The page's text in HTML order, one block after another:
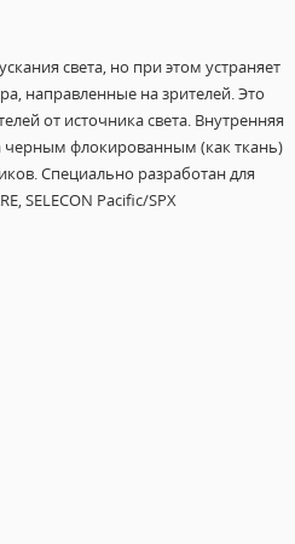
света, но при этом устраняет
направленные на зрителей.Это
от источника света. Внутренняя
черным флокированным (как ткань)
Специально разработан для
SELECON Pacific/SPX